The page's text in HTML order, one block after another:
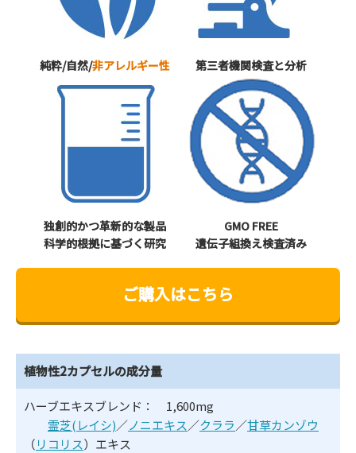
純粋/自然/非アレルギー性 第三者機関検査と分析
独創的かつ革新的な製品
科学的根拠に基づく研究
GMO FREE
遺伝子組換え検査済み
ご購入はこちら
植物性2カプセルの成分量
ハーブエキスブレンド： 1,600mg
霊芝(レイシ)／ノニエキス／クララ／甘草カンゾウ
（リコリス）エキス